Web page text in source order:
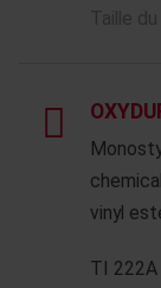
vinyl
TI 222A